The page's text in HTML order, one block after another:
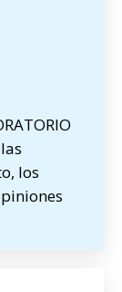
los